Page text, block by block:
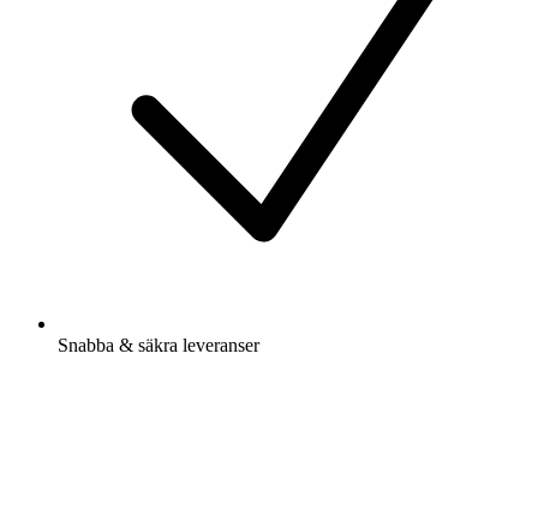
Snabba & säkra leveranser